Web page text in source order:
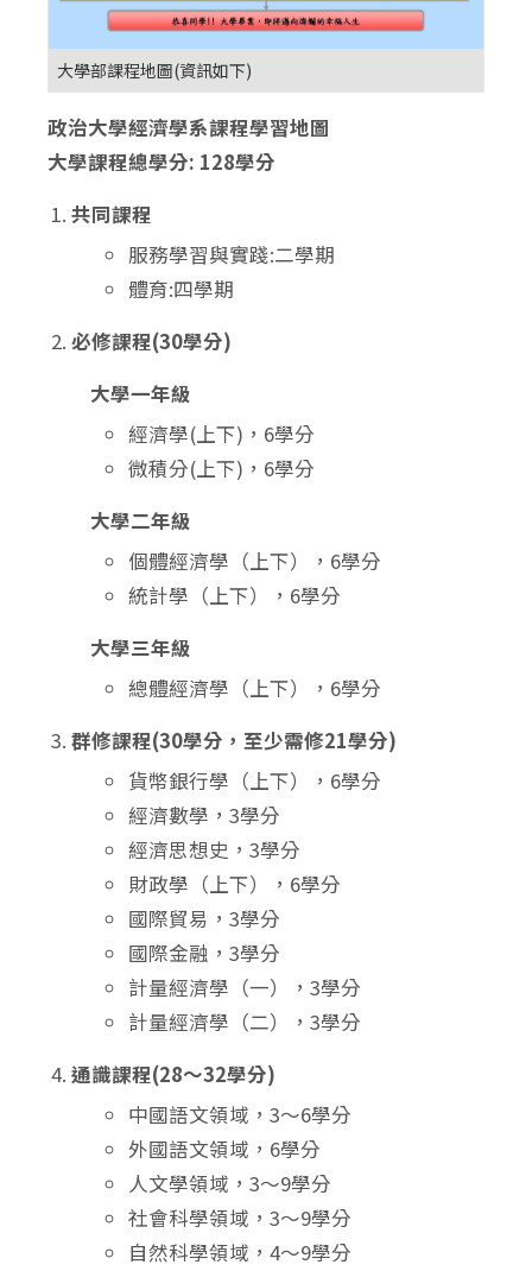
大學部課程地圖(資訊如下)
政治大學經濟學系課程學習地圖
大學課程總學分: 128學分
共同課程
服務學習與實踐:二學期
體育:四學期
必修課程(30學分)
大學一年級
經濟學(上下)，6學分
微積分(上下)，6學分
大學二年級
個體經濟學（上下），6學分
統計學（上下），6學分
大學三年級
總體經濟學（上下），6學分
群修課程(30學分，至少需修21學分)
貨幣銀行學（上下），6學分
經濟數學，3學分
經濟思想史，3學分
財政學（上下），6學分
國際貿易，3學分
國際金融，3學分
計量經濟學（一），3學分
計量經濟學（二），3學分
通識課程(28～32學分)
中國語文領域，3～6學分
外國語文領域，6學分
人文學領域，3～9學分
社會科學領域，3～9學分
自然科學領域，4～9學分